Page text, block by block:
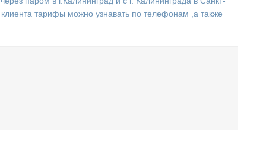
тарифы можно узнавать по телефонам ,а также